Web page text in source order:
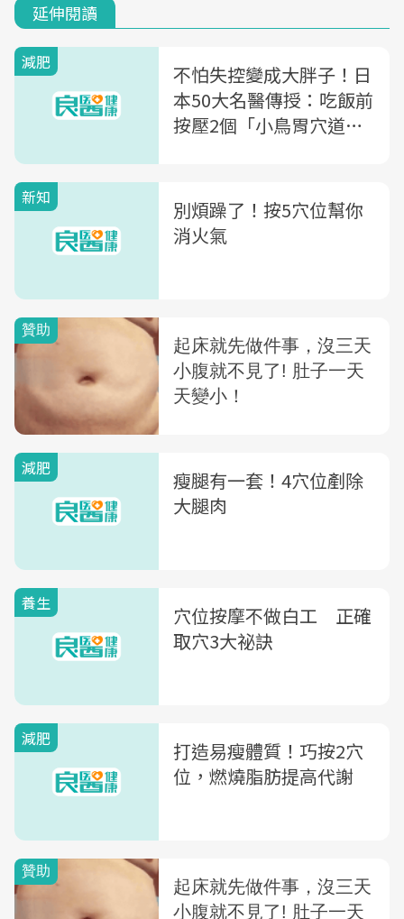
延伸閱讀
減肥
不怕失控變成大胖子！日
本50大名醫傳授：吃飯前
按壓2個「小鳥胃穴道」
新知
別煩躁了！按5穴位幫你
消火氣
減肥
瘦腿有一套！4穴位剷除
大腿肉
養生
穴位按摩不做白工 正確
取穴3大祕訣
減肥
打造易瘦體質！巧按2穴
位，燃燒脂肪提高代謝